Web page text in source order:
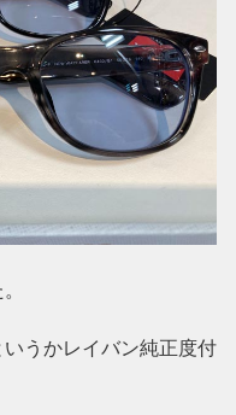
うかレイバン純正度付